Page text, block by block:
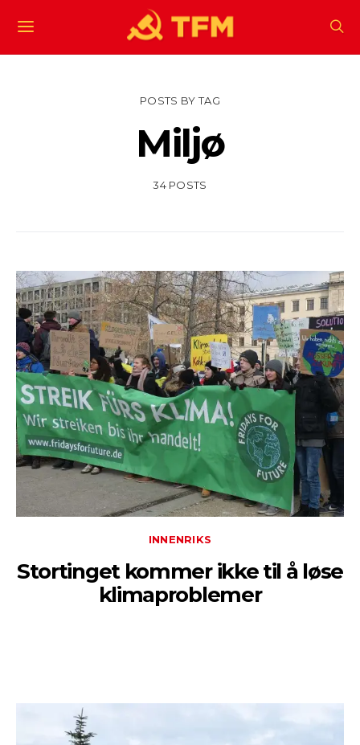
POSTS BY TAG
Miljø
34 POSTS
INNENRIKS
Stortinget kommer ikke til å løse
klimaproblemer